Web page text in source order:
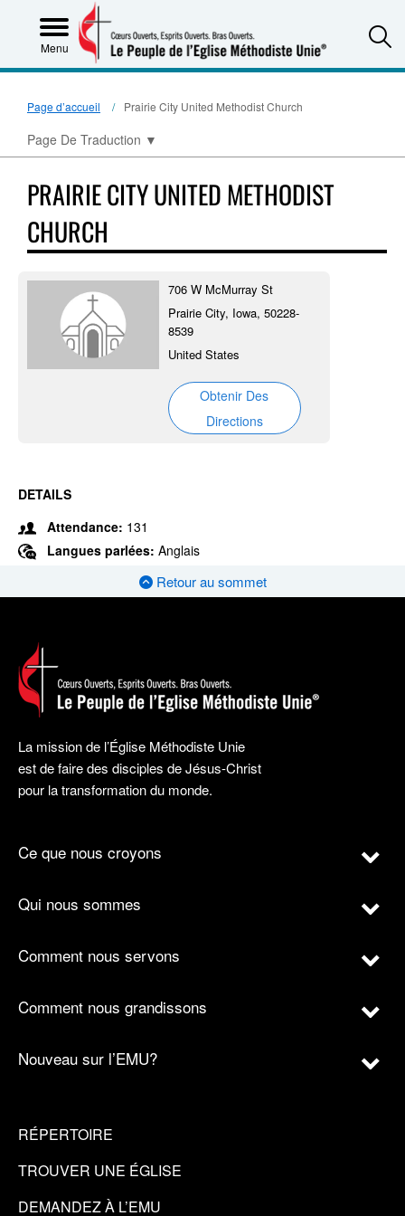
Menu
Page d’accueil Prairie City United Methodist Church
Page De Traduction ▼
PRAIRIE CITY UNITED METHODIST
CHURCH
706 W McMurray St
Prairie City, Iowa, 50228-
8539
United States
Obtenir Des
Directions
DETAILS
Attendance: 131
Langues parlées: Anglais
Retour au sommet
La mission de l’Église Méthodiste Unie
est de faire des disciples de Jésus-Christ
pour la transformation du monde.
Ce que nous croyons
Qui nous sommes
Comment nous servons
Comment nous grandissons
Nouveau sur l’EMU?
RÉPERTOIRE
TROUVER UNE ÉGLISE
DEMANDEZ À L’EMU